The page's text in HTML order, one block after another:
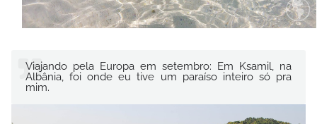
Viajando pela Europa em setembro: Em Ksamil, na
Albânia, foi onde eu tive um paraíso inteiro só pra
mim.